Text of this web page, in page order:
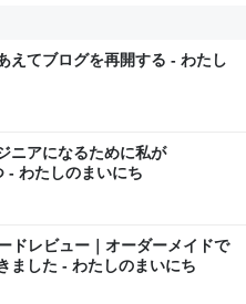
えてブログを再開する - わたし
ニアになるために私が
- わたしのまいにち
ドレビュー｜オーダーメイドで
ました - わたしのまいにち